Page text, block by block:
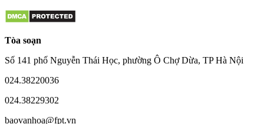
Tòa soạn
Số 141 phố Nguyễn Thái Học, phường Ô Chợ Dừa, TP Hà Nội
024.38220036
024.38229302
baovanhoa@fpt.vn